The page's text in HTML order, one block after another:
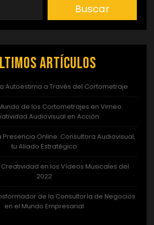
Buscar
artículos
Autoestima a Través del Cortometraje
de los Cortometrajes en Vimeo:
Audiovisual en Acción
Presencia Online: Consultora Audiovisual,
tu Aliado Estratégico
en los Vídeos Musicales del
2022
de la Consultoría de Negocios
en el Mundo Empresarial